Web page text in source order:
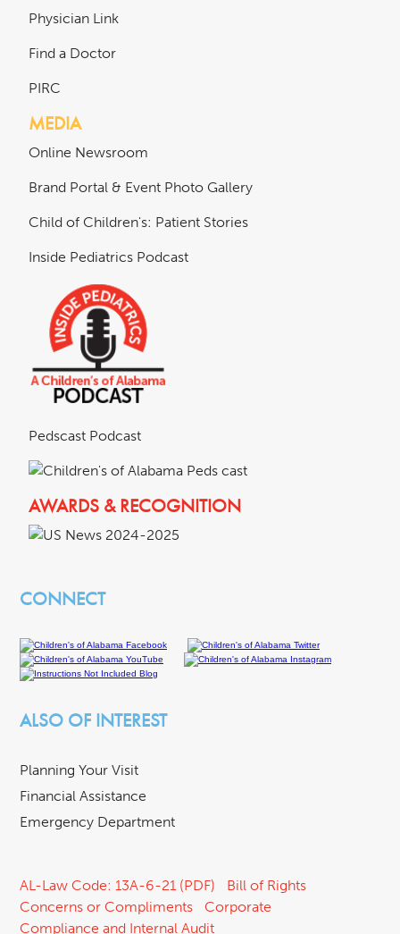
Physician Link
Find a Doctor
PIRC
MEDIA
Online Newsroom
Brand Portal & Event Photo Gallery
Child of Children's: Patient Stories
Inside Pediatrics Podcast
Pedscast Podcast
AWARDS & RECOGNITION
CONNECT
ALSO OF INTEREST
Planning Your Visit
Financial Assistance
Emergency Department
AL-Law Code: 13A-6-21 (PDF)
Bill of Rights
Concerns or Compliments
Corporate
Compliance and Internal Audit